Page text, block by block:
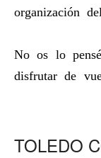
organización
No os lo
disfrutar de
TOLEDO